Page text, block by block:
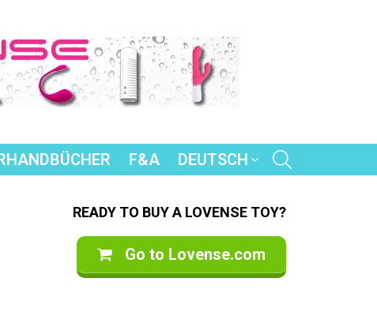
F&A DEUTSCH
READY TO BUY A LOVENSE TOY?
Go to Lovense.com